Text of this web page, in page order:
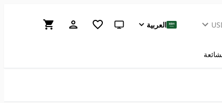
العربية سمة النظام (انقر للفاتحة)